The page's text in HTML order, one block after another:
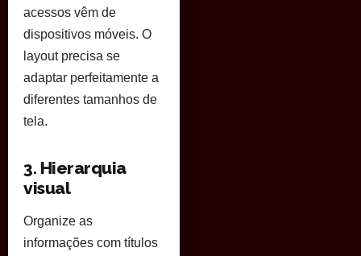
acessos vêm de
dispositivos móveis. O
layout precisa se
adaptar perfeitamente a
diferentes tamanhos de
tela.
3. Hierarquia
visual
Organize as
informações com títulos